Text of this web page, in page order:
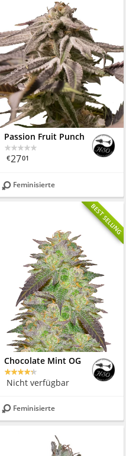
Passion Fruit Punch
€2701
Feminisierte
BEST SELLING
Chocolate Mint OG
Nicht verfügbar
Feminisierte